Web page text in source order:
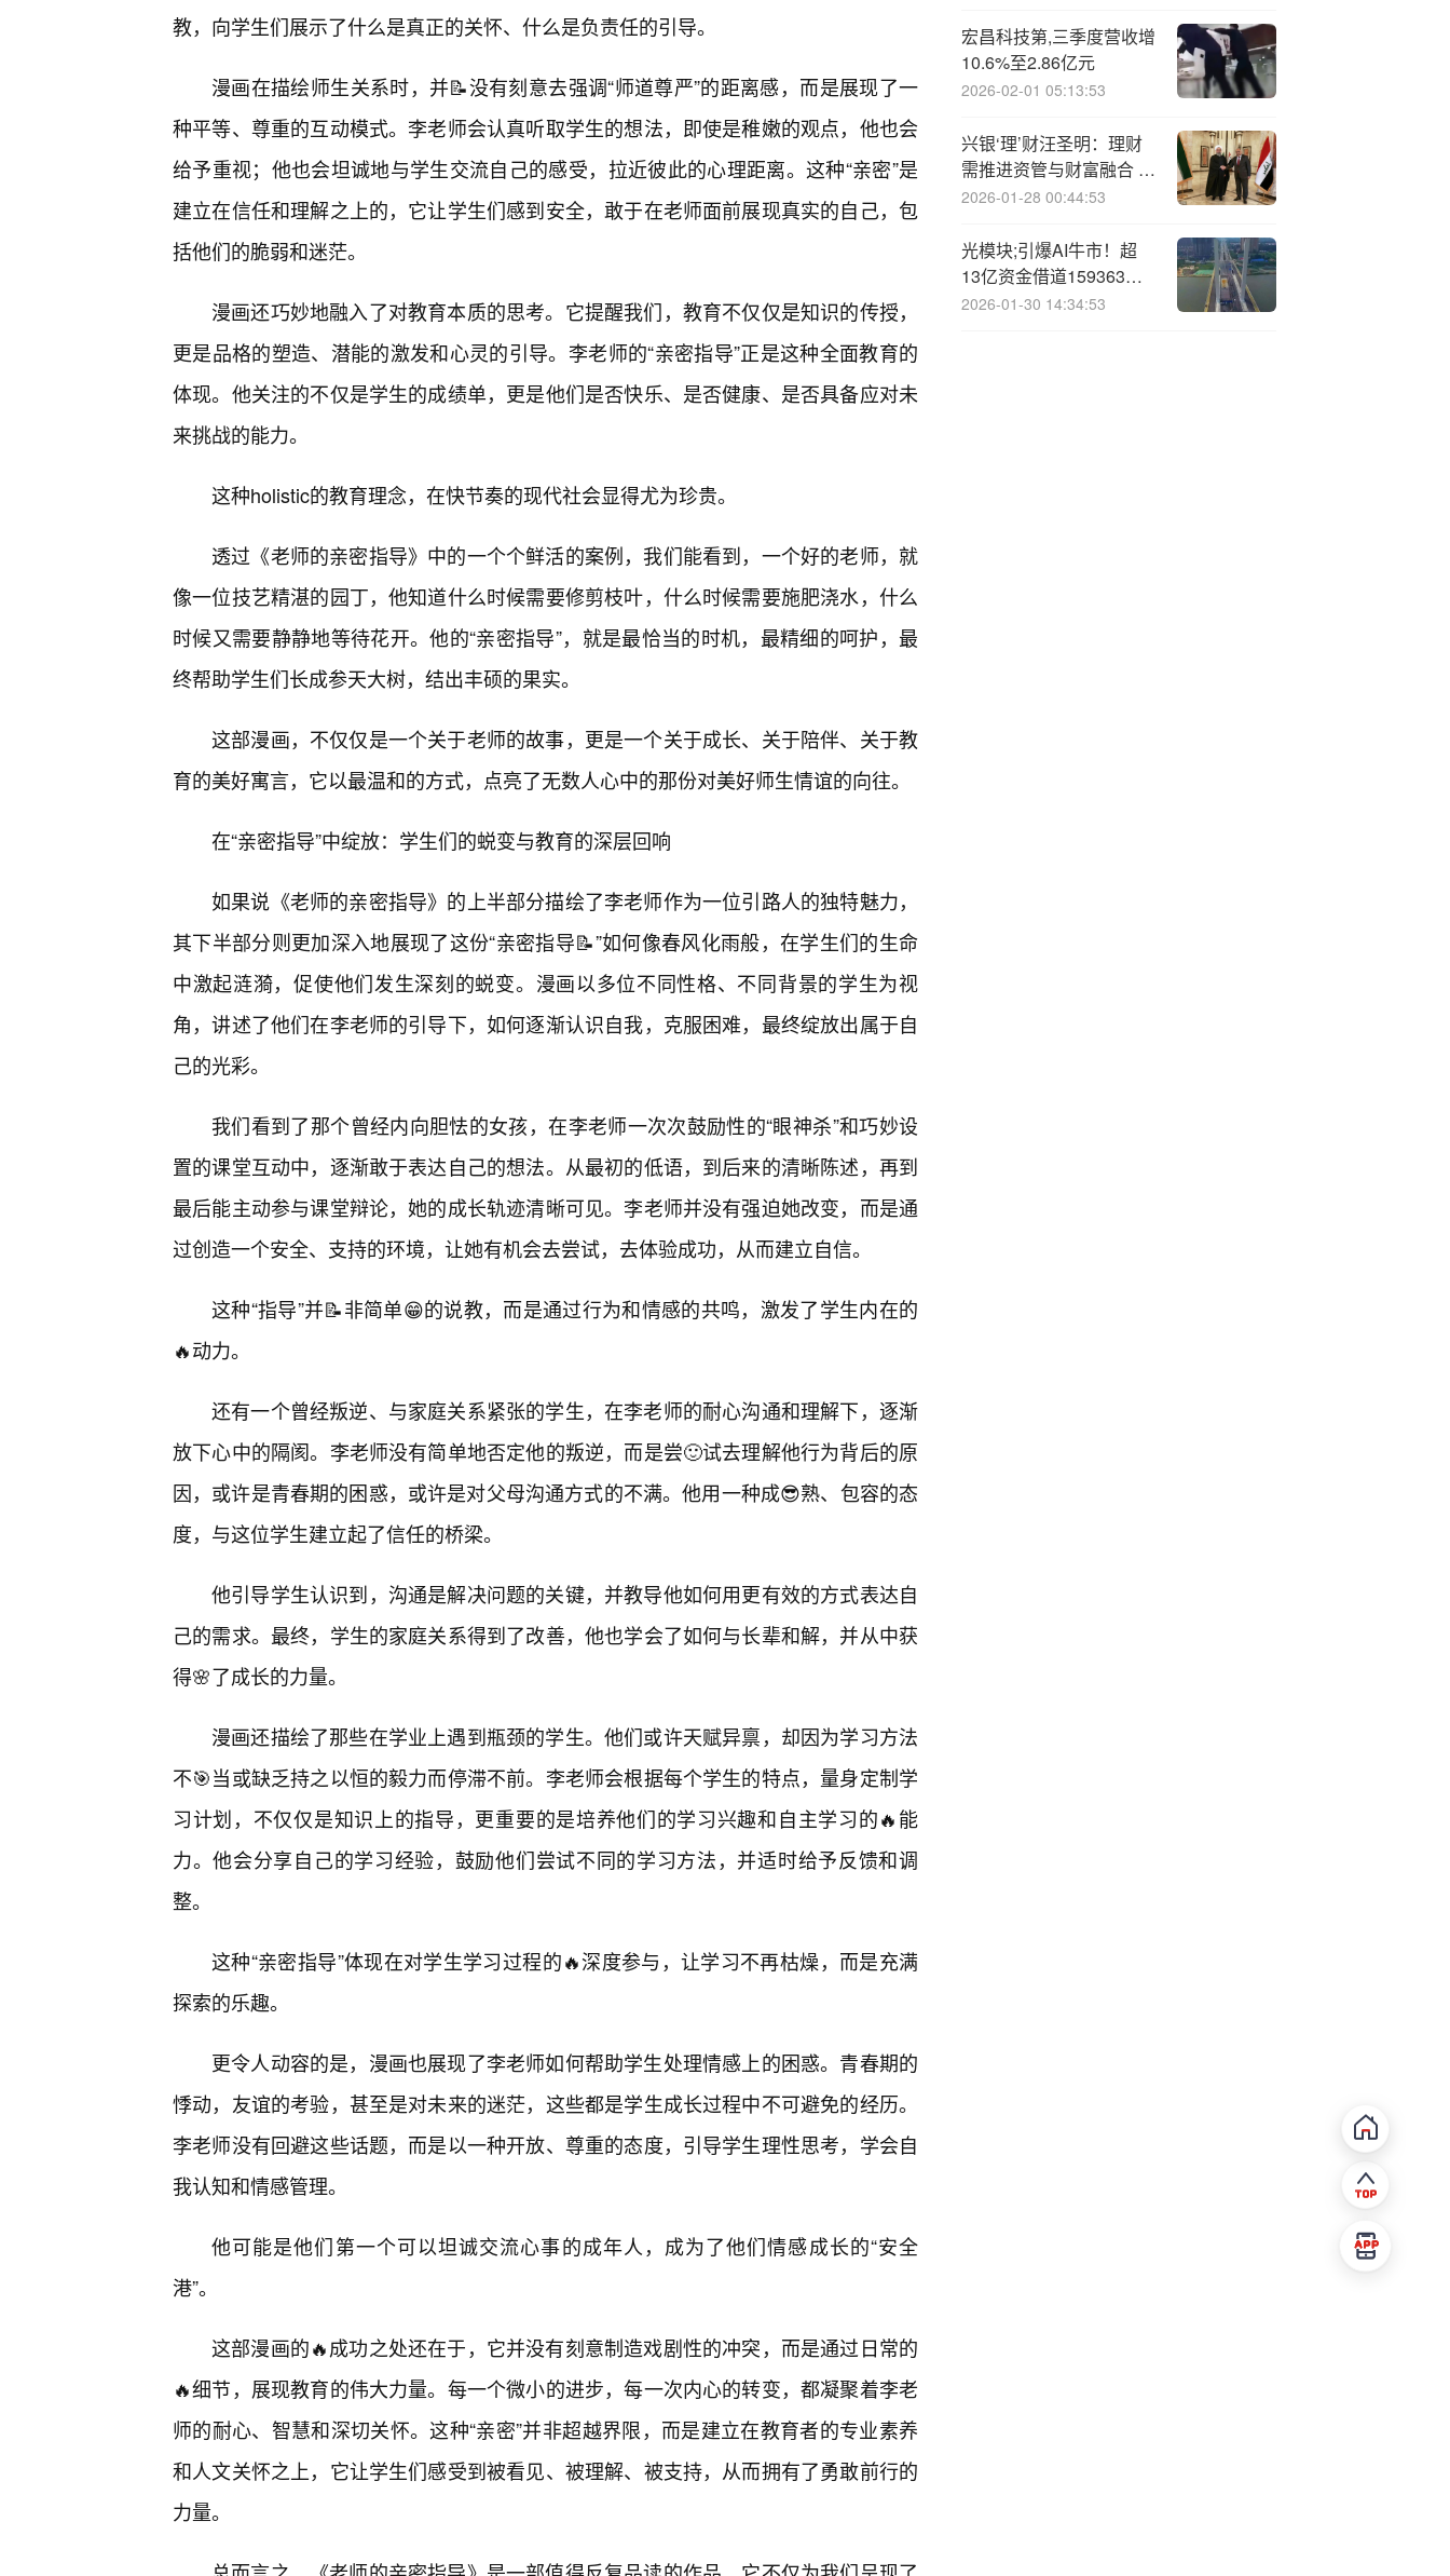
教，向学生们展示了什么是真正的关怀、什么是负责任的引导。
漫画在描绘师生关系时，并📝没有刻意去强调“师道尊严”的距离感，而是展现了一
种平等、尊重的互动模式。李老师会认真听取学生的想法，即使是稚嫩的观点，他也会
给予重视；他也会坦诚地与学生交流自己的感受，拉近彼此的心理距离。这种“亲密”是
建立在信任和理解之上的，它让学生们感到安全，敢于在老师面前展现真实的自己，包
括他们的脆弱和迷茫。
漫画还巧妙地融入了对教育本质的思考。它提醒我们，教育不仅仅是知识的传授，
更是品格的塑造、潜能的激发和心灵的引导。李老师的“亲密指导”正是这种全面教育的
体现。他关注的不仅是学生的成绩单，更是他们是否快乐、是否健康、是否具备应对未
来挑战的能力。
这种holistic的教育理念，在快节奏的现代社会显得尤为珍贵。
透过《老师的亲密指导》中的一个个鲜活的案例，我们能看到，一个好的老师，就
像一位技艺精湛的园丁，他知道什么时候需要修剪枝叶，什么时候需要施肥浇水，什么
时候又需要静静地等待花开。他的“亲密指导”，就是最恰当的时机，最精细的呵护，最
终帮助学生们长成参天大树，结出丰硕的果实。
这部漫画，不仅仅是一个关于老师的故事，更是一个关于成长、关于陪伴、关于教
育的美好寓言，它以最温和的方式，点亮了无数人心中的那份对美好师生情谊的向往。
在“亲密指导”中绽放：学生们的蜕变与教育的深层回响
如果说《老师的亲密指导》的上半部分描绘了李老师作为一位引路人的独特魅力，
其下半部分则更加深入地展现了这份“亲密指导📝”如何像春风化雨般，在学生们的生命
中激起涟漪，促使他们发生深刻的蜕变。漫画以多位不同性格、不同背景的学生为视
角，讲述了他们在李老师的引导下，如何逐渐认识自我，克服困难，最终绽放出属于自
己的光彩。
我们看到了那个曾经内向胆怯的女孩，在李老师一次次鼓励性的“眼神杀”和巧妙设
置的课堂互动中，逐渐敢于表达自己的想法。从最初的低语，到后来的清晰陈述，再到
最后能主动参与课堂辩论，她的成长轨迹清晰可见。李老师并没有强迫她改变，而是通
过创造一个安全、支持的环境，让她有机会去尝试，去体验成功，从而建立自信。
这种“指导”并📝非简单😁的说教，而是通过行为和情感的共鸣，激发了学生内在的
🔥动力。
还有一个曾经叛逆、与家庭关系紧张的学生，在李老师的耐心沟通和理解下，逐渐
放下心中的隔阂。李老师没有简单地否定他的叛逆，而是尝🙂试去理解他行为背后的原
因，或许是青春期的困惑，或许是对父母沟通方式的不满。他用一种成😎熟、包容的态
度，与这位学生建立起了信任的桥梁。
他引导学生认识到，沟通是解决问题的关键，并教导他如何用更有效的方式表达自
己的需求。最终，学生的家庭关系得到了改善，他也学会了如何与长辈和解，并从中获
得🌸了成长的力量。
漫画还描绘了那些在学业上遇到瓶颈的学生。他们或许天赋异禀，却因为学习方法
不🎯当或缺乏持之以恒的毅力而停滞不前。李老师会根据每个学生的特点，量身定制学
习计划，不仅仅是知识上的指导，更重要的是培养他们的学习兴趣和自主学习的🔥能
力。他会分享自己的学习经验，鼓励他们尝试不同的学习方法，并适时给予反馈和调
整。
这种“亲密指导”体现在对学生学习过程的🔥深度参与，让学习不再枯燥，而是充满
探索的乐趣。
更令人动容的是，漫画也展现了李老师如何帮助学生处理情感上的困惑。青春期的
悸动，友谊的考验，甚至是对未来的迷茫，这些都是学生成长过程中不可避免的经历。
李老师没有回避这些话题，而是以一种开放、尊重的态度，引导学生理性思考，学会自
我认知和情感管理。
他可能是他们第一个可以坦诚交流心事的成年人，成为了他们情感成长的“安全
港”。
这部漫画的🔥成功之处还在于，它并没有刻意制造戏剧性的冲突，而是通过日常的
🔥细节，展现教育的伟大力量。每一个微小的进步，每一次内心的转变，都凝聚着李老
师的耐心、智慧和深切关怀。这种“亲密”并非超越界限，而是建立在教育者的专业素养
和人文关怀之上，它让学生们感受到被看见、被理解、被支持，从而拥有了勇敢前行的
力量。
股业绩绩优
宏昌科技第,三季度营收增
10.6%至2.86亿元
2026-02-01 05:13:53
兴银‘理’财汪圣明：理财
需推进资管与财富融合 投
研平台化与产品化结合
2026-01-28 00:44:53
光模块;引爆AI牛市！超
13亿资金借道159363布
局！行情到哪了？机构：
2026-01-30 14:34:53